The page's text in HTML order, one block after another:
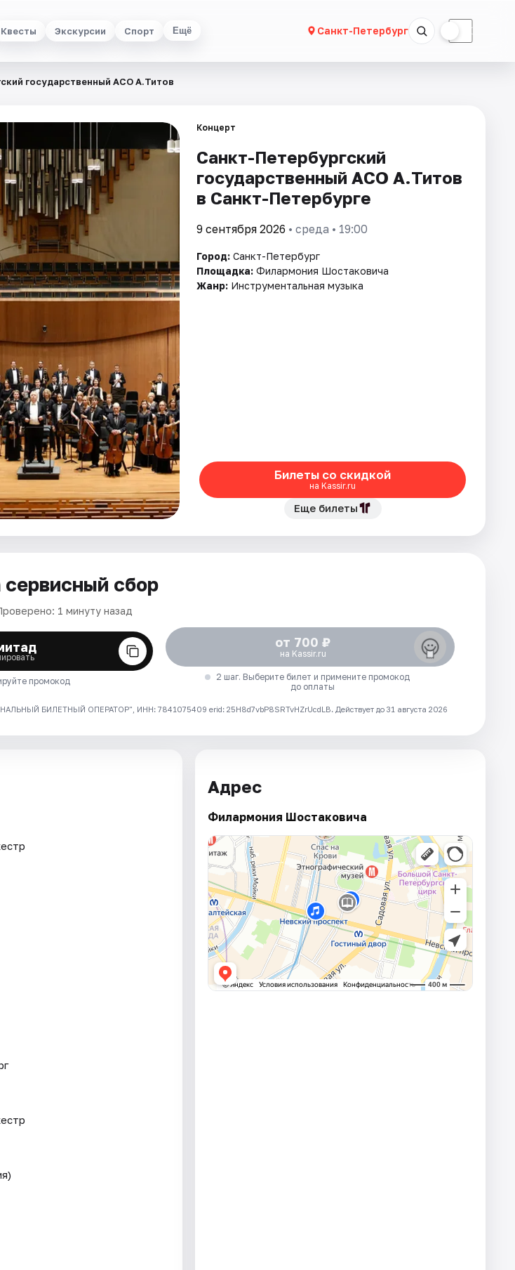
Квесты Экскурсии Спорт Ещё Санкт-Петербург ☾
государственный АСО А.Титов
Концерт
Санкт-Петербургский
государственный АСО А.Титов
в Санкт-Петербурге
9 сентября 2026 • среда • 19:00
Город: Санкт-Петербург
Площадка: Филармония Шостаковича
Жанр: Инструментальная музыка
Билеты со скидкой
на Kassir.ru
Еще билеты
сервисный сбор
1 минуту назад
промокод
от 700 ₽
на Kassir.ru
2 шаг. Выберите билет и примените промокод
до оплаты
БИЛЕТНЫЙ ОПЕРАТОР", ИНН: 7841075409 erid: 25H8d7vbP8SRTvHZrUcdLB. Действует до 31 августа 2026
Адрес
Филармония Шостаковича